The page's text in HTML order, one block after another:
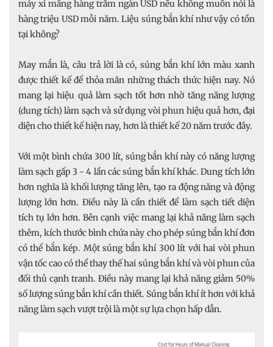
máy xi măng hàng trăm ngàn USD nếu không muốn nói là
hàng triệu USD mỗi năm. Liệu súng bắn khí như vậy có tồn
tại không?
May mắn là, câu trả lời là có, súng bắn khí lớn màu xanh
được thiết kế để thỏa mãn những thách thức hiện nay. Nó
mang lại hiệu quả làm sạch tốt hơn nhờ tăng năng lượng
(dung tích) làm sạch và sử dụng vòi phun hiệu quả hơn, đại
diện cho thiết kế hiện nay, hơn là thiết kế 20 năm trước đây.
Với một bình chứa 300 lít, súng bắn khí này có năng lượng
làm sạch gấp 3 - 4 lần các súng bắn khí khác. Dung tích lớn
hơn nghĩa là khối lượng tăng lên, tạo ra động năng và động
lượng lớn hơn. Điều này là cần thiết để làm sạch tiết diện
tích tụ lớn hơn. Bên cạnh việc mang lại khả năng làm sạch
thêm, kích thước bình chứa này cho phép súng bắn khí đơn
có thể bắn kép. Một súng bắn khí 300 lít với hai vòi phun
vận tốc cao có thể thay thế hai súng bắn khí và vòi phun của
đối thủ cạnh tranh. Điều này mang lại khả năng giảm 50%
số lượng súng bắn khí cần thiết. Súng bắn khí ít hơn với khả
năng làm sạch vượt trội là một sự lựa chọn hấp dẫn.